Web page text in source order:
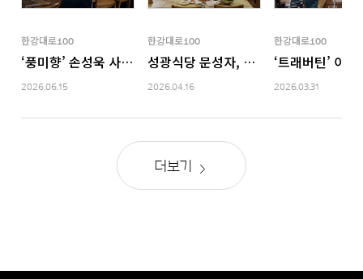
한강대로100
‘풍미향’ 손성욱 사장님을 만나다
2026.06.15
한강대로100
성광식당 문성자, 손성춘 사장님을 만나
2026.04.16
한강대로100
‘트래버틴’ 이
2026.03.31
더보기